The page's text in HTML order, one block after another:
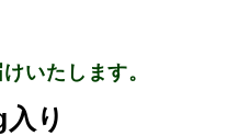
いたします。
り